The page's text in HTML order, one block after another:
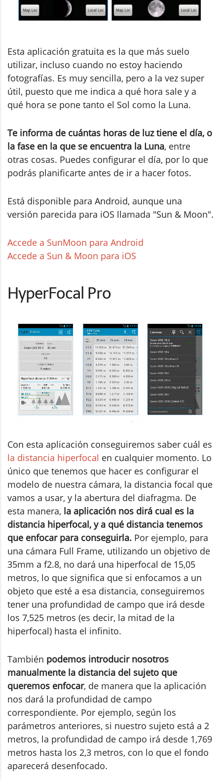
Esta aplicación gratuita es la que más suelo
utilizar, incluso cuando no estoy haciendo
fotografías. Es muy sencilla, pero a la vez super
útil, puesto que me indica a qué hora sale y a
qué hora se pone tanto el Sol como la Luna.
Te informa de cuántas horas de luz tiene el día, o
la fase en la que se encuentra la Luna, entre
otras cosas. Puedes configurar el día, por lo que
podrás planificarte antes de ir a hacer fotos.
Está disponible para Android, aunque una
versión parecida para iOS llamada "Sun & Moon".
Accede a SunMoon para Android
Accede a Sun & Moon para iOS
HyperFocal Pro
Con esta aplicación conseguiremos saber cuál es
la distancia hiperfocal en cualquier momento. Lo
único que tenemos que hacer es configurar el
modelo de nuestra cámara, la distancia focal que
vamos a usar, y la abertura del diafragma. De
esta manera, la aplicación nos dirá cual es la
distancia hiperfocal, y a qué distancia tenemos
que enfocar para conseguirla. Por ejemplo, para
una cámara Full Frame, utilizando un objetivo de
35mm a f2.8, no dará una hiperfocal de 15,05
metros, lo que significa que si enfocamos a un
objeto que esté a esa distancia, conseguiremos
tener una profundidad de campo que irá desde
los 7,525 metros (es decir, la mitad de la
hiperfocal) hasta el infinito.
También podemos introducir nosotros
manualmente la distancia del sujeto que
queremos enfocar, de manera que la aplicación
nos dará la profundidad de campo
correspondiente. Por ejemplo, según los
parámetros anteriores, si nuestro sujeto está a 2
metros, la profundidad de campo irá desde 1,769
metros hasta los 2,3 metros, con lo que el fondo
aparecerá desenfocado.